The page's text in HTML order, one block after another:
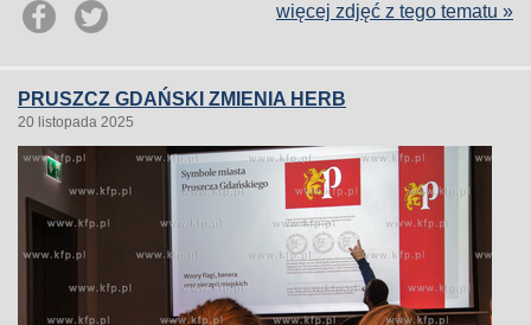
więcej zdjęć z tego tematu »
PRUSZCZ GDAŃSKI ZMIENIA HERB
20 listopada 2025